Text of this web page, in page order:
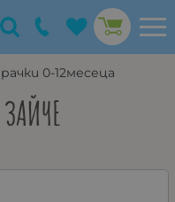
0-12месеца